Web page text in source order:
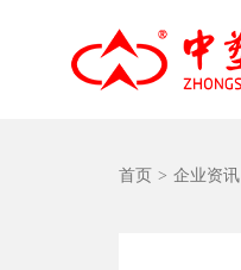
首页 > 企业资讯